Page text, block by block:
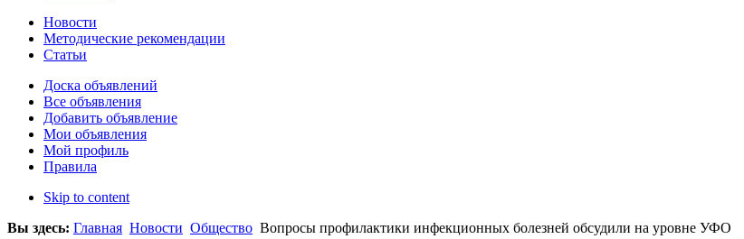
Новости
Методические рекомендации
Статьи
Доска объявлений
Все объявления
Добавить объявление
Мои объявления
Мой профиль
Правила
Skip to content
Вы здесь: Главная Новости Общество Вопросы профилактики инфекционных болезней обсудили на уровне УФО